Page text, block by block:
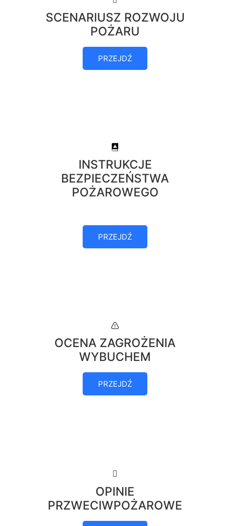
SCENARIUSZ ROZWOJU
POŻARU
PRZEJDŹ
INSTRUKCJE
BEZPIECZEŃSTWA
POŻAROWEGO
PRZEJDŹ
OCENA ZAGROŻENIA
WYBUCHEM
PRZEJDŹ
OPINIE
PRZWECIWPOŻAROWE